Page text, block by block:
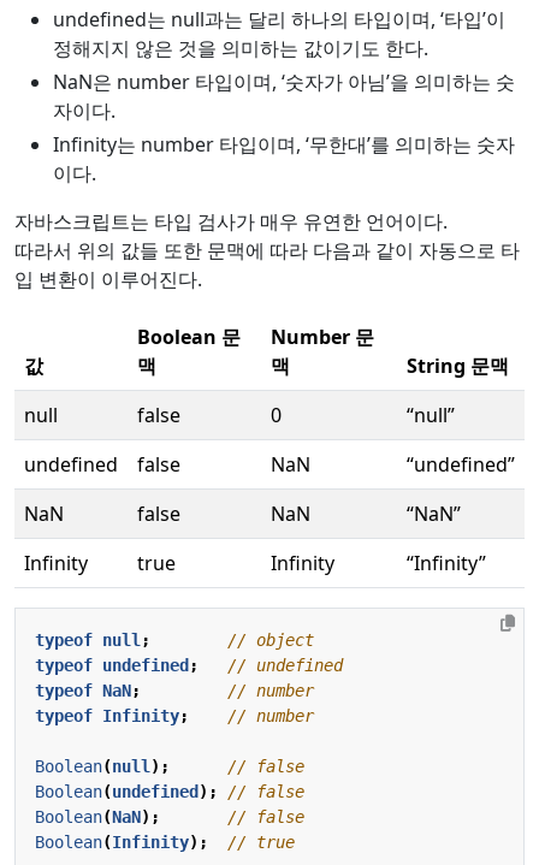
undefined는 null과는 달리 하나의 타입이며, ‘타입’이
정해지지 않은 것을 의미하는 값이기도 한다.
NaN은 number 타입이며, ‘숫자가 아님’을 의미하는 숫
자이다.
Infinity는 number 타입이며, ‘무한대’를 의미하는 숫자
이다.
자바스크립트는 타입 검사가 매우 유연한 언어이다.
따라서 위의 값들 또한 문맥에 따라 다음과 같이 자동으로 타
입 변환이 이루어진다.
값
Boolean 문
맥
Number 문
맥
String 문맥
null
false 0
“null”
undefined
false NaN
“undefined”
NaN
false NaN
“NaN”
Infinity
true Infinity “Infinity”
typeof null ;
typeof undefined ;
typeof NaN;
typeof Infinity;
Boolean(null );
Boolean(undefined );
Boolean(NaN);
Boolean(Infinity);